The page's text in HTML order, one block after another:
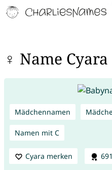
♀ Name Cyara
Mädchennamen
Namen mit C
Cyara merken 691